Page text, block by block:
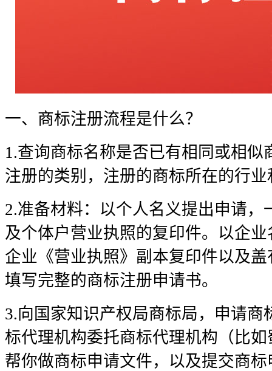
一、商标注册流程是什么？
1.查询商标名称是否已有相同或相似
注册的类别，注册的商标所在的行业
2.准备材料：以个人名义提出申请，
及个体户营业执照的复印件。以企
企业《营业执照》副本复印件以及
填写完整的商标注册申请书。
3.向国家知识产权局商标局，申请商
标代理机构委托商标代理机构（比
帮你做商标申请文件，以及提交商